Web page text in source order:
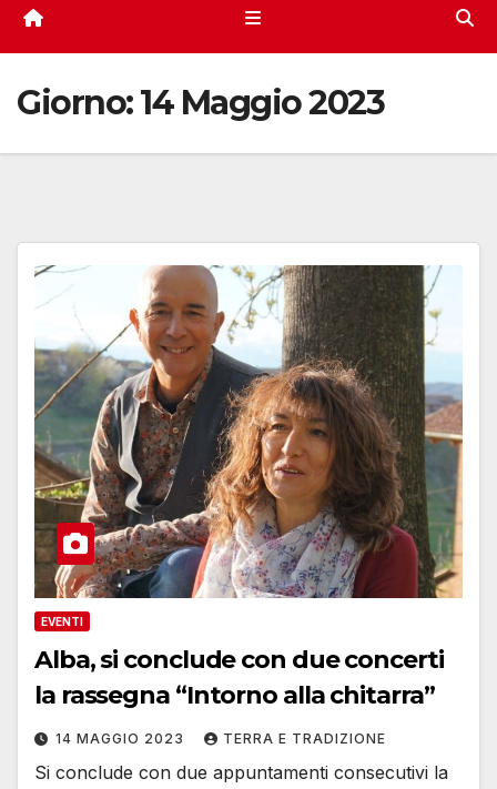
Giorno:14 Maggio 2023
EVENTI
Alba, si conclude con due concerti
la rassegna “Intorno alla chitarra”
14 MAGGIO 2023 TERRA E TRADIZIONE
Si conclude con due appuntamenti consecutivi la